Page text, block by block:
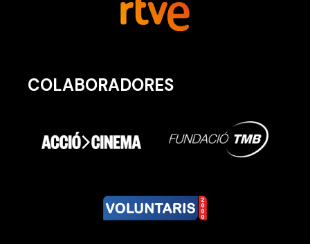
COLABORADORES